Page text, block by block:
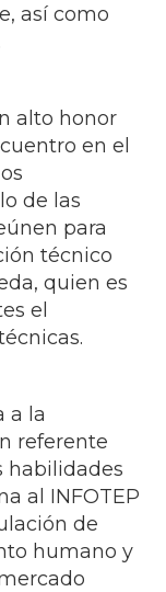
así como
alto honor
en el
de las
para
técnico
quien es
el
a la
referente
habilidades
al INFOTEP
de
humano y